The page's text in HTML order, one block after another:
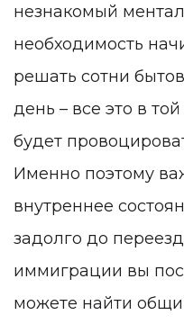
незнакомый
необходимость
решать сотни
день – все это в
будет
Именно поэтому
внутреннее
задолго до
иммиграции вы
можете найти